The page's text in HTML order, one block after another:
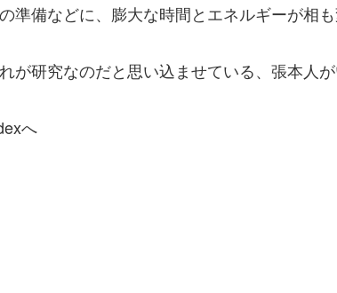
準備などに、膨大な時間とエネルギーが相
が研究なのだと思い込ませている、張本人が
へ